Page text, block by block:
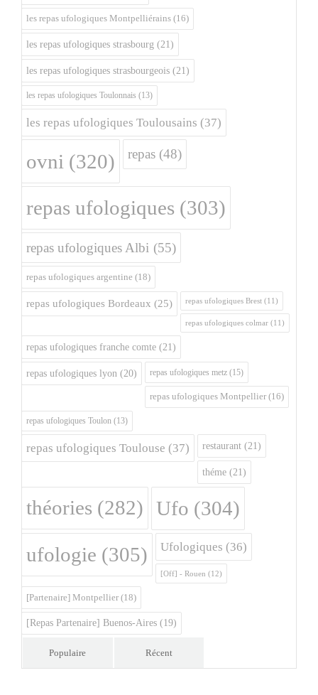
les repas ufologiques Montpelliérains (16)
les repas ufologiques strasbourg (21)
les repas ufologiques strasbourgeois (21)
les repas ufologiques Toulonnais (13)
les repas ufologiques Toulousains (37)
ovni (320) repas (48)
repas ufologiques (303)
repas ufologiques Albi (55)
repas ufologiques argentine (18)
repas ufologiques Bordeaux (25) repas ufologiques Brest (11)
repas ufologiques colmar (11)
repas ufologiques franche comte (21)
repas ufologiques lyon (20) repas ufologiques metz (15)
repas ufologiques Montpellier (16)
repas ufologiques Toulon (13)
repas ufologiques Toulouse (37) restaurant (21)
théme (21)
théories (282) Ufo (304)
ufologie (305) Ufologiques (36)
[Off] - Rouen (12)
[Partenaire] Montpellier (18)
[Repas Partenaire] Buenos-Aires (19)
Populaire Récent